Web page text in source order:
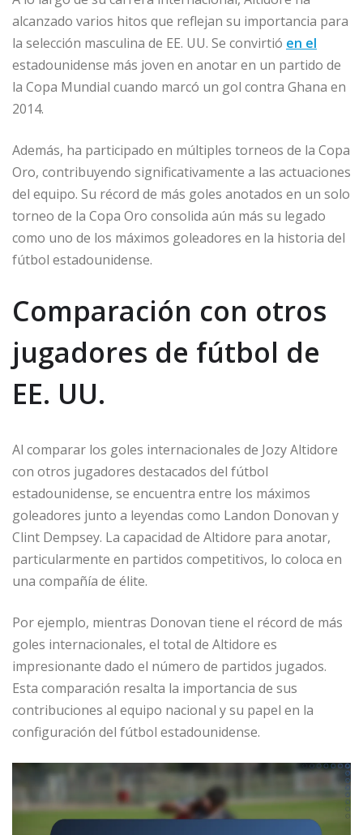
alcanzado varios hitos que reflejan su importancia para
la selección masculina de EE. UU. Se convirtió en el
estadounidense más joven en anotar en un partido de
la Copa Mundial cuando marcó un gol contra Ghana en
2014.
Además, ha participado en múltiples torneos de la Copa
Oro, contribuyendo significativamente a las actuaciones
del equipo. Su récord de más goles anotados en un solo
torneo de la Copa Oro consolida aún más su legado
como uno de los máximos goleadores en la historia del
fútbol estadounidense.
Comparación con otros
jugadores de fútbol de
EE. UU.
Al comparar los goles internacionales de Jozy Altidore
con otros jugadores destacados del fútbol
estadounidense, se encuentra entre los máximos
goleadores junto a leyendas como Landon Donovan y
Clint Dempsey. La capacidad de Altidore para anotar,
particularmente en partidos competitivos, lo coloca en
una compañía de élite.
Por ejemplo, mientras Donovan tiene el récord de más
goles internacionales, el total de Altidore es
impresionante dado el número de partidos jugados.
Esta comparación resalta la importancia de sus
contribuciones al equipo nacional y su papel en la
configuración del fútbol estadounidense.